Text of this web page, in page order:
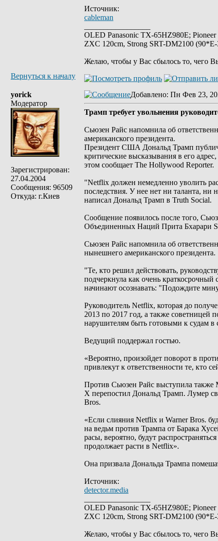
Источник:
cableman
OLED Panasonic TX-65HZ980E;
ZXC 120cm, Strong SRT-DM2100
Желаю, чтобы у Вас сбылось то, чего
Вернуться к началу
yorick
Модератор
Зарегистрирован:
27.04.2004
Сообщения: 96509
Откуда: г.Киев
Добавлено: Пн Фев 23,
Трамп требует увольнения
Сьюзен Райс напомнила об
американского президента.
Президент США Дональд Трамп
критические высказывания в его
этом сообщает The Hollywood Reporter.
"Netflix должен немедленно уволить
последствия. У нее нет ни таланта, ни
написал Дональд Трамп в Truth Social.
Сообщение появилось после того,
Объединенных Наций Прита Бхарари
Сьюзен Райс напомнила об
нынешнего американского президента.
"Те, кто решил действовать,
подчеркнула как очень
начинают осознавать: "Подождите
Руководитель Netflix, которая до
2013 по 2017 год, а также советницей
нарушителям быть готовыми к судам в
Ведущий поддержал гостью.
«Вероятно, произойдет поворот в
привлекут к ответственности те, кто
Против Сьюзен Райс выступила
Х перепостил Дональд Трамп. Лумер
Bros.
«Если слияния Netflix и Warner Bros.
на ведьм против Трампа от Барака
расы, вероятно, будут
продолжает расти в Netflix».
Она призвала Дональда Трампа
Источник:
detector.media
OLED Panasonic TX-65HZ980E;
ZXC 120cm, Strong SRT-DM2100
Желаю, чтобы у Вас сбылось то, чего